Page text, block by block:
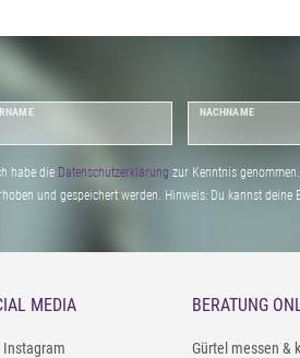
NACHNAME
habe die Daten­schutz­erklärung zur Kenntnis
und gespeichert werden. Hinweis: Du kannst
MEDIA
Instagram
BERATUNG
Gürtel messen &